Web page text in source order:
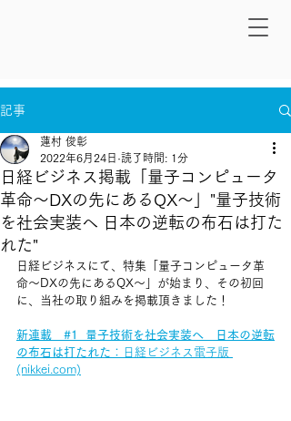
記事
日経ビジネス掲載「量子コンピュータ
革命～DXの先にあるQX～」"量子技術
を社会実装へ 日本の逆転の布石は打た
れた"
蓮村 俊彰
2022年6月24日 読了時間: 1分
日経ビジネスにて、特集「量子コンピュータ革
命～DXの先にあるQX～」が始まり、その初回
に、当社の取り組みを掲載頂きました！
新連載　#1  量子技術を社会実装へ　日本の逆転
の布石は打たれた ：日経ビジネス電子版
(nikkei.com)